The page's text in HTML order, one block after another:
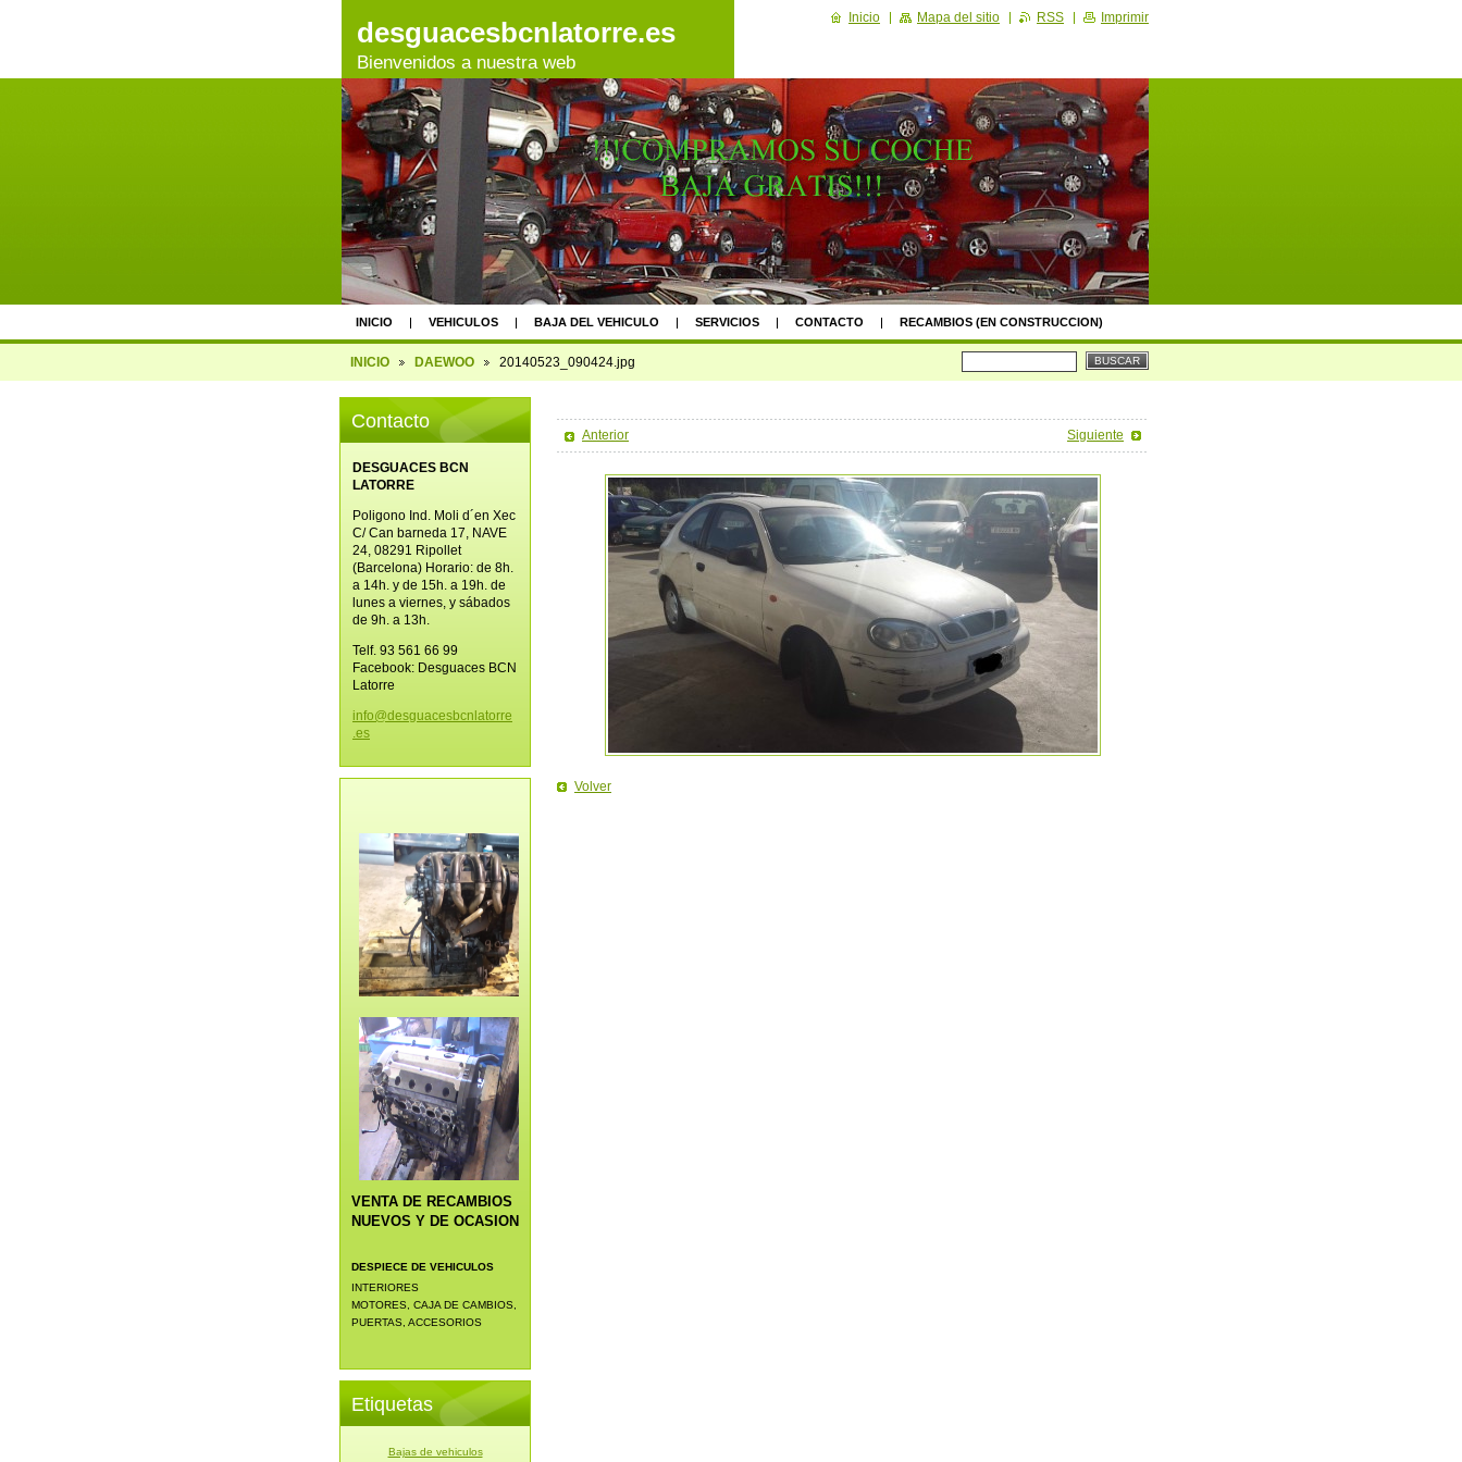
desguacesbcnlatorre.es
Bienvenidos a nuestra web
INICIO VEHICULOS BAJA DEL VEHICULO SERVICIOS CONTACTO RECAMBIOS (EN CONSTRUCCION)
PROCESO
INICIO DAEWOO 20140523_090424.jpg
Anterior Siguiente
Volver
Contacto
DESGUACES BCN
LATORRE
Poligono Ind. Moli d´en Xec
C/ Can barneda 17, NAVE
24, 08291 Ripollet
(Barcelona) Horario: de 8h.
a 14h. y de 15h. a 19h. de
lunes a viernes, y sábados
de 9h. a 13h.
Telf. 93 561 66 99
Facebook: Desguaces BCN
Latorre
info@desguacesbcnlatorre
.es
VENTA DE RECAMBIOS
NUEVOS Y DE OCASION
DESPIECE DE VEHICULOS
INTERIORES
MOTORES, CAJA DE CAMBIOS,
PUERTAS, ACCESORIOS
Etiquetas
Bajas de vehiculos
Inicio Mapa del sitio RSS Imprimir